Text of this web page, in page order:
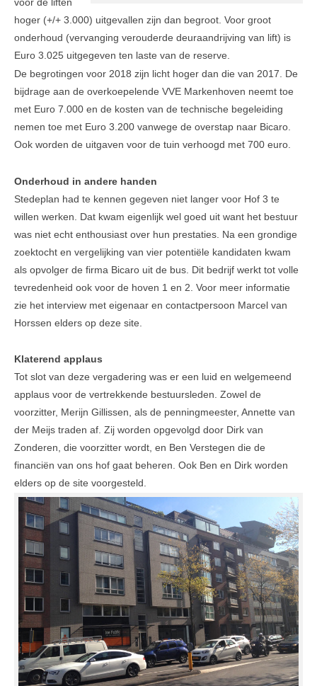
hoger (+/+ 3.000) uitgevallen zijn dan begroot. Voor groot
onderhoud (vervanging verouderde deuraandrijving van lift) is
Euro 3.025 uitgegeven ten laste van de reserve.
De begrotingen voor 2018 zijn licht hoger dan die van 2017. De
bijdrage aan de overkoepelende VVE Markenhoven neemt toe
met Euro 7.000 en de kosten van de technische begeleiding
nemen toe met Euro 3.200 vanwege de overstap naar Bicaro.
Ook worden de uitgaven voor de tuin verhoogd met 700 euro.
Onderhoud in andere handen
Stedeplan had te kennen gegeven niet langer voor Hof 3 te
willen werken. Dat kwam eigenlijk wel goed uit want het bestuur
was niet echt enthousiast over hun prestaties. Na een grondige
zoektocht en vergelijking van vier potentiële kandidaten kwam
als opvolger de firma Bicaro uit de bus. Dit bedrijf werkt tot volle
tevredenheid ook voor de hoven 1 en 2. Voor meer informatie
zie het interview met eigenaar en contactpersoon Marcel van
Horssen elders op deze site.
Klaterend applaus
Tot slot van deze vergadering was er een luid en welgemeend
applaus voor de vertrekkende bestuursleden. Zowel de
voorzitter, Merijn Gillissen, als de penningmeester, Annette van
der Meijs traden af. Zij worden opgevolgd door Dirk van
Zonderen, die voorzitter wordt, en Ben Verstegen die de
financiën van ons hof gaat beheren. Ook Ben en Dirk worden
elders op de site voorgesteld.